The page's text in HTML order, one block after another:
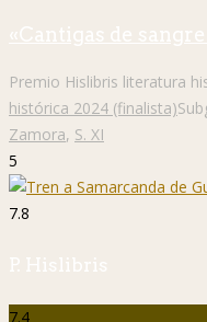
«Cantigas de
Premio Hislibris literatura
histórica 2024 (finalista)
Zamora, S. XI
5
7.8
P. Hislibris
7.4